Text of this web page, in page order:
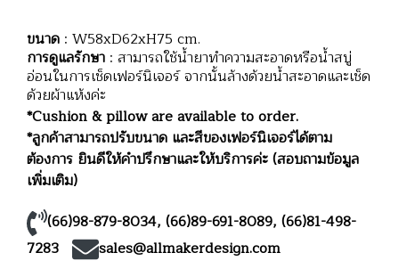
ขนาด : W58xD62xH75 cm.
การดูแลรักษา : สามารถใช้น้ำยาทำความสะอาดหรือน้ำสบู่
อ่อนในการเช็ดเฟอร์นิเจอร์ จากนั้นล้างด้วยน้ำสะอาดและเช็ด
ด้วยผ้าแห้งค่ะ
*Cushion & pillow are available to order.
*ลูกค้าสามารถปรับขนาด และสีของเฟอร์นิเจอร์ได้ตาม
ต้องการ ยินดีให้คำปรึกษาและให้บริการค่ะ (สอบถามข้อมูล
เพิ่มเติม)
(66)98-879-8034, (66)89-691-8089, (66)81-498-
7283
sales@allmakerdesign.com